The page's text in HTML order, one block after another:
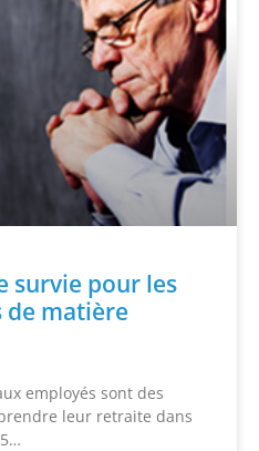
survie pour les
matière
employés sont des
leur retraite dans